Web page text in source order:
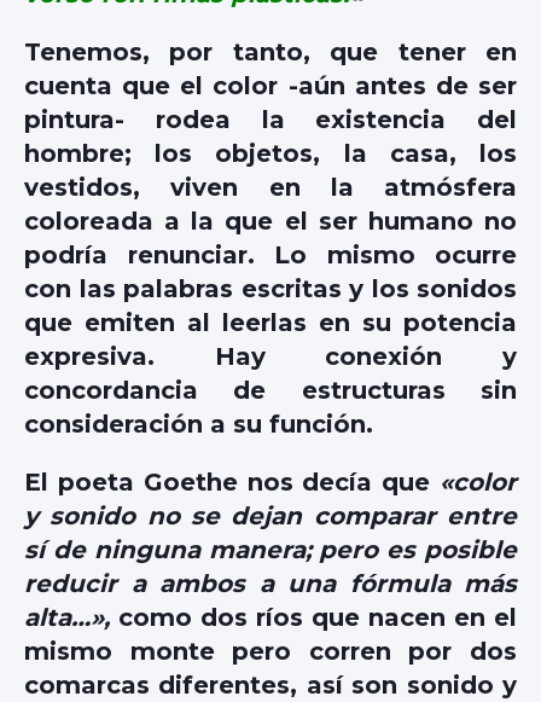
Tenemos, por tanto, que tener en
cuenta que el color -aún antes de ser
pintura- rodea la existencia del
hombre; los objetos, la casa, los
vestidos, viven en la atmósfera
coloreada a la que el ser humano no
podría renunciar. Lo mismo ocurre
con las palabras escritas y los sonidos
que emiten al leerlas en su potencia
expresiva. Hay conexión y
concordancia de estructuras sin
consideración a su función.
El poeta Goethe nos decía que «color
y sonido no se dejan comparar entre
sí de ninguna manera; pero es posible
reducir a ambos a una fórmula más
alta…», como dos ríos que nacen en el
mismo monte pero corren por dos
comarcas diferentes, así son sonido y